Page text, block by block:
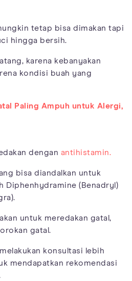
tetap bisa dimakan tapi
hingga bersih.
karena kebanyakan
kondisi buah yang
Paling Ampuh untuk Alergi,
dengan antihistamin.
bisa diandalkan untuk
Diphenhydramine (Benadryl)
untuk meredakan gatal,
gatal.
konsultasi lebih
mendapatkan rekomendasi